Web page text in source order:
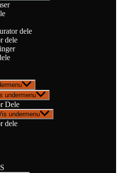
dele
dele
undermenu
Dele
undermenu
dele